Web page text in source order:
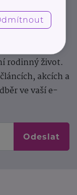
Takový je
se k jeho
pomohou
rodinný život.
akcích a
ve vaší e-
Odeslat